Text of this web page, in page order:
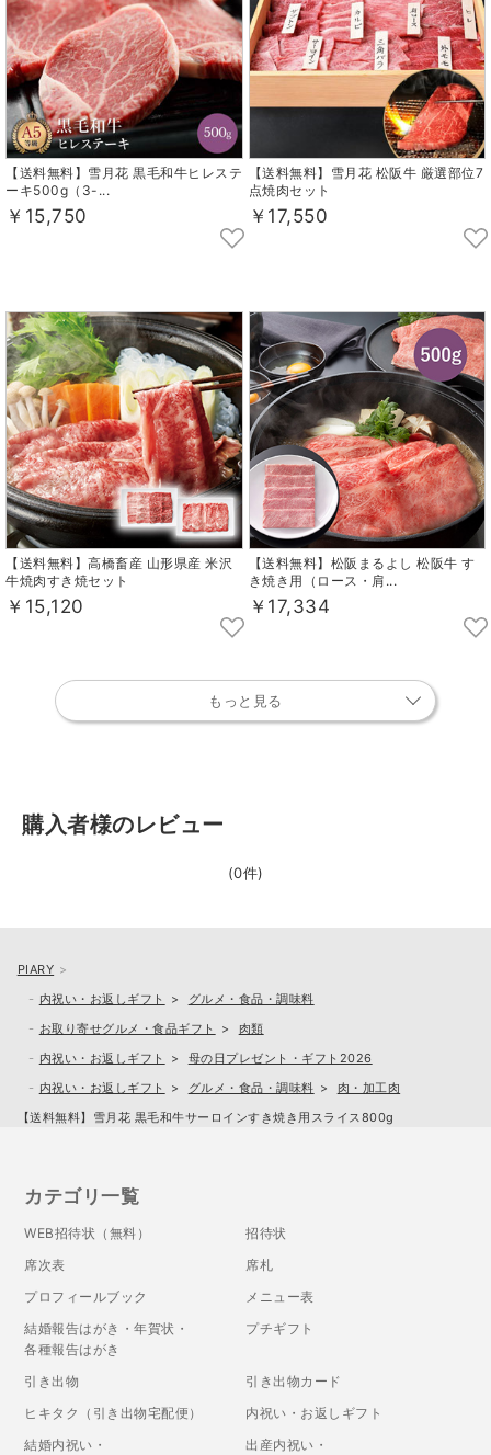
【送料無料】雪月花 黒毛和牛ヒレステ
ーキ500g（3-...
￥15,750
【送料無料】雪月花 松阪牛 厳選部位7
点焼肉セット
￥17,550
【送料無料】高橋畜産 山形県産 米沢
牛焼肉すき焼セット
￥15,120
【送料無料】松阪まるよし 松阪牛 す
き焼き用（ロース・肩...
￥17,334
もっと見る
購入者様のレビュー
(0件)
PIARY
内祝い・お返しギフト
グルメ・食品・調味料
お取り寄せグルメ・食品ギフト
肉類
内祝い・お返しギフト
母の日プレゼント・ギフト2026
内祝い・お返しギフト
グルメ・食品・調味料
肉・加工肉
【送料無料】雪月花 黒毛和牛サーロインすき焼き用スライス800g
カテゴリ一覧
WEB招待状（無料）
招待状
席次表
席札
プロフィールブック
メニュー表
結婚報告はがき・年賀状・
各種報告はがき
プチギフト
引き出物
引き出物カード
ヒキタク（引き出物宅配便）
内祝い・お返しギフト
結婚内祝い・
出産内祝い・